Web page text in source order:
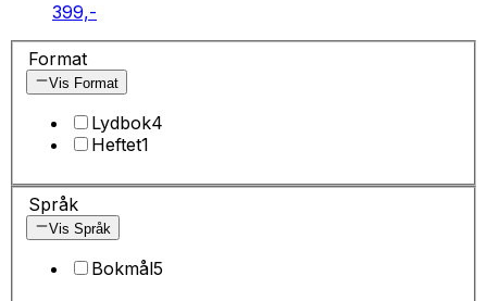
399,-
Format
Vis Format
Lydbok4
Heftet1
Språk
Vis Språk
Bokmål5